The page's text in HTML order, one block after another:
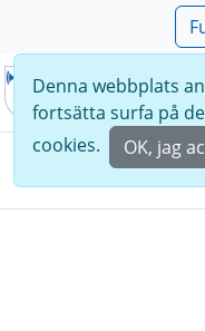
Denna webbplats
fortsätta surfa på
cookies.
OK, jag